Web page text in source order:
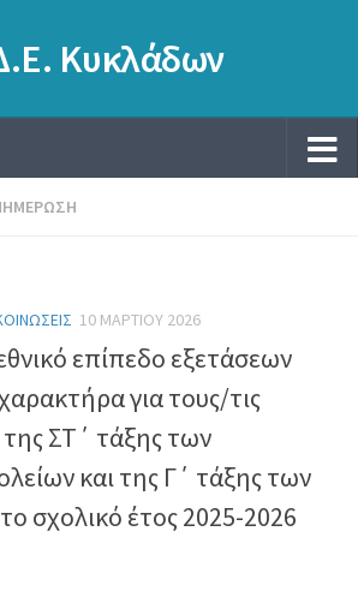
Κυκλάδων
10 ΜΑΡΤΊΟΥ 2026
επίπεδο εξετάσεων
για τους/τις
ΣΤ΄ τάξης των
και της Γ΄ τάξης των
σχολικό έτος 2025-2026